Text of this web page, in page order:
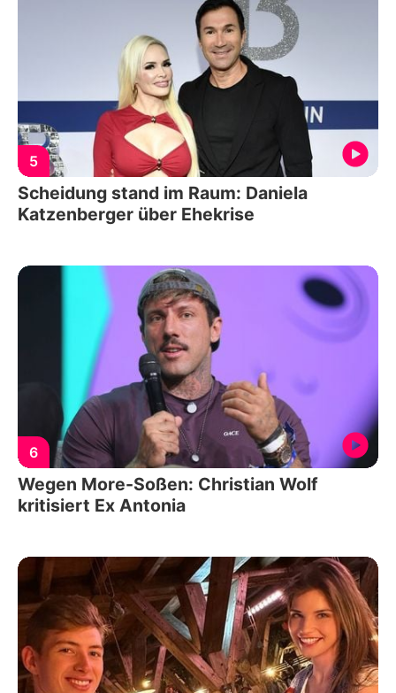
5
Scheidung stand im Raum: Daniela
Katzenberger über Ehekrise
6
Wegen More-Soßen: Christian Wolf
kritisiert Ex Antonia